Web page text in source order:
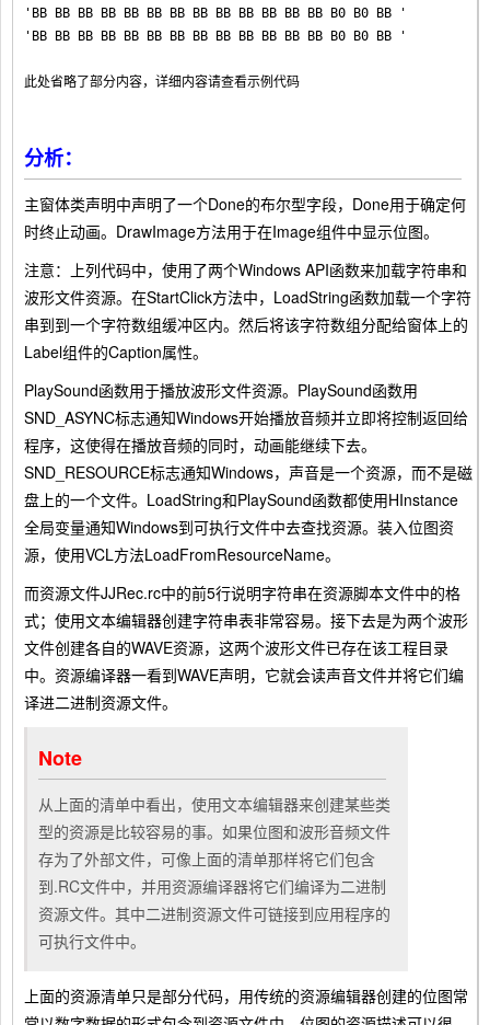
'BB BB BB BB BB BB BB BB BB BB BB BB BB B0 B0 BB '
'BB BB BB BB BB BB BB BB BB BB BB BB BB B0 B0 BB '
此处省略了部分内容，详细内容请查看示例代码
分析：
主窗体类声明中声明了一个Done的布尔型字段，Done用于确定何
时终止动画。DrawImage方法用于在Image组件中显示位图。
注意：上列代码中，使用了两个Windows API函数来加载字符串和
波形文件资源。在StartClick方法中，LoadString函数加载一个字符
串到到一个字符数组缓冲区内。然后将该字符数组分配给窗体上的
Label组件的Caption属性。
PlaySound函数用于播放波形文件资源。PlaySound函数用
SND_ASYNC标志通知Windows开始播放音频并立即将控制返回给
程序，这使得在播放音频的同时，动画能继续下去。
SND_RESOURCE标志通知Windows，声音是一个资源，而不是磁
盘上的一个文件。LoadString和PlaySound函数都使用HInstance
全局变量通知Windows到可执行文件中去查找资源。装入位图资
源，使用VCL方法LoadFromResourceName。
而资源文件JJRec.rc中的前5行说明字符串在资源脚本文件中的格
式；使用文本编辑器创建字符串表非常容易。接下去是为两个波形
文件创建各自的WAVE资源，这两个波形文件已存在该工程目录
中。资源编译器一看到WAVE声明，它就会读声音文件并将它们编
译进二进制资源文件。
Note
从上面的清单中看出，使用文本编辑器来创建某些类
型的资源是比较容易的事。如果位图和波形音频文件
存为了外部文件，可像上面的清单那样将它们包含
到.RC文件中，并用资源编译器将它们编译为二进制
资源文件。其中二进制资源文件可链接到应用程序的
可执行文件中。
上面的资源清单只是部分代码，用传统的资源编辑器创建的位图常